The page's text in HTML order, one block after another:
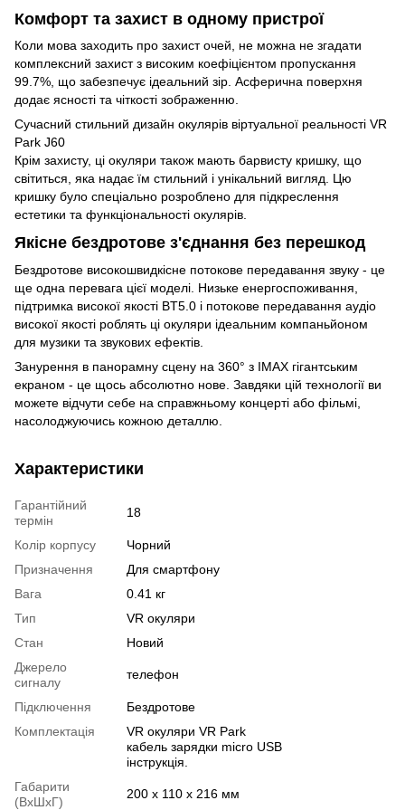
Комфорт та захист в одному пристрої
Коли мова заходить про захист очей, не можна не згадати
комплексний захист з високим коефіцієнтом пропускання
99.7%, що забезпечує ідеальний зір. Асферична поверхня
додає ясності та чіткості зображенню.
Сучасний стильний дизайн окулярів віртуальної реальності VR
Park J60
Крім захисту, ці окуляри також мають барвисту кришку, що
світиться, яка надає їм стильний і унікальний вигляд. Цю
кришку було спеціально розроблено для підкреслення
естетики та функціональності окулярів.
Якісне бездротове з'єднання без перешкод
Бездротове високошвидкісне потокове передавання звуку - це
ще одна перевага цієї моделі. Низьке енергоспоживання,
підтримка високої якості BT5.0 і потокове передавання аудіо
високої якості роблять ці окуляри ідеальним компаньйоном
для музики та звукових ефектів.
Занурення в панорамну сцену на 360° з IMAX гігантським
екраном - це щось абсолютно нове. Завдяки цій технології ви
можете відчути себе на справжньому концерті або фільмі,
насолоджуючись кожною деталлю.
Характеристики
Гарантійний
термін
18
Колір корпусу
Чорний
Призначення
Для смартфону
Вага
0.41 кг
Тип
VR окуляри
Стан
Новий
Джерело
сигналу
телефон
Підключення
Бездротове
Комплектація
VR окуляри VR Park
кабель зарядки micro USB
інструкція.
Габарити
(ВхШхГ)
200 х 110 х 216 мм